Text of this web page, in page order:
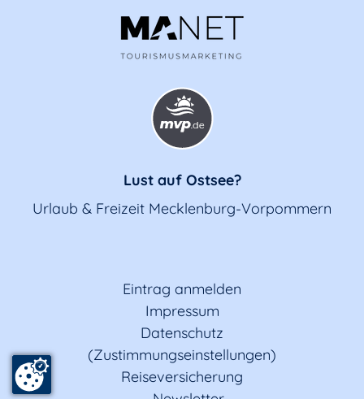
Lust auf Ostsee?
Urlaub & Freizeit Mecklenburg-Vorpommern
Eintrag anmelden
Impressum
Datenschutz
(Zustimmungseinstellungen)
Reiseversicherung